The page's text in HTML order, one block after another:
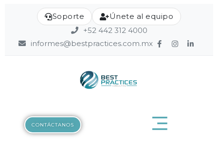
Soporte
Únete al equipo
+52 442 312 4000
informes@bestpractices.com.mx
CONTÁCTANOS